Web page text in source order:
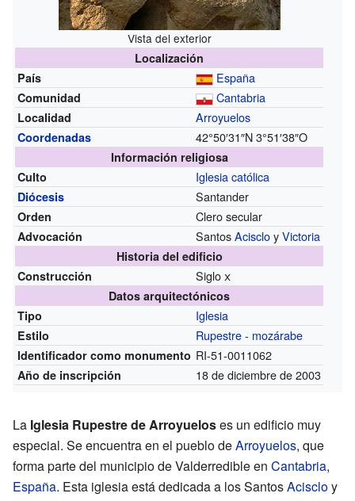
Vista del exterior
Localización
País
España
Comunidad Cantabria
Localidad Arroyuelos
Coordenadas 42°50′31″N3°51′38″O
Información religiosa
Culto
Iglesia católica
Diócesis Santander
Orden Clero secular
Advocación SantosAciscloyVictoria
Historia del edificio
Construcción
Siglox
Datos arquitectónicos
Tipo
Iglesia
Estilo Rupestre- mozárabe
Identificador como monumento RI-51-0011062
Año de inscripción 18 de diciembre de 2003
La Iglesia Rupestre de Arroyueloses un edificio muy
especial. Se encuentra en el pueblo deArroyuelos, que
forma parte del municipio de Valderredible en Cantabria,
España. Esta iglesia está dedicada a los SantosAciscloy